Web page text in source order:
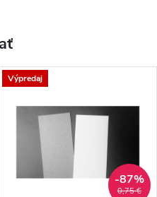
Výpredaj
0,75 €
-87%